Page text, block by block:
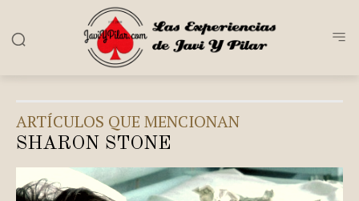
ARTÍCULOS QUE MENCIONAN
SHARON STONE